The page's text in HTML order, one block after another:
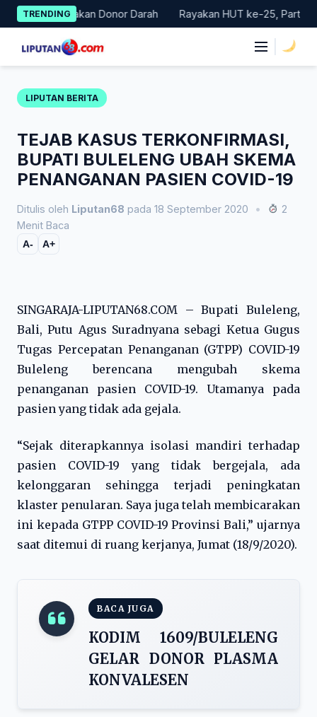
Skip
to
content
TRENDING
Gerakan Donor Darah Rayakan HUT ke-25, Partai
LIPUTAN BERITA
TEJAB KASUS TERKONFIRMASI,
BUPATI BULELENG UBAH SKEMA
PENANGANAN PASIEN COVID-19
Ditulis oleh Liputan68 pada 18 September 2020 •
2
Menit Baca
A- A+
SINGARAJA-LIPUTAN68.COM – Bupati Buleleng,
Bali, Putu Agus Suradnyana sebagi Ketua Gugus
Tugas Percepatan Penanganan (GTPP) COVID-19
Buleleng berencana mengubah skema
penanganan pasien COVID-19. Utamanya pada
pasien yang tidak ada gejala.
“Sejak diterapkannya isolasi mandiri terhadap
pasien COVID-19 yang tidak bergejala, ada
kelonggaran sehingga terjadi peningkatan
klaster penularan. Saya juga telah membicarakan
ini kepada GTPP COVID-19 Provinsi Bali,” ujarnya
saat ditemui di ruang kerjanya, Jumat (18/9/2020).
BACA JUGA
KODIM 1609/BULELENG
GELAR DONOR PLASMA
KONVALESEN